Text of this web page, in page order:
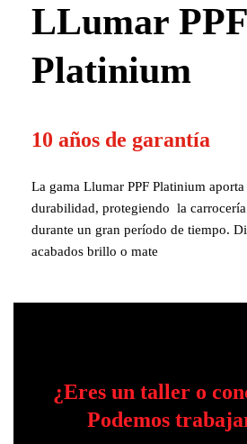
LLumar PPF
Platinium
10 años de garantía
La gama Llumar PPF Platinium
durabilidad, protegiendo la
durante un gran período de tiempo.
acabados brillo o mate
¿Eres un taller o
Podemos